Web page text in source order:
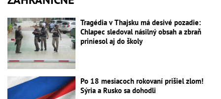
Tragédia v Thajsku má desivé pozadie:
Chlapec sledoval násilný obsah a zbraň
priniesol aj do školy
Po 18 mesiacoch rokovaní prišiel zlom!
Sýria a Rusko sa dohodli